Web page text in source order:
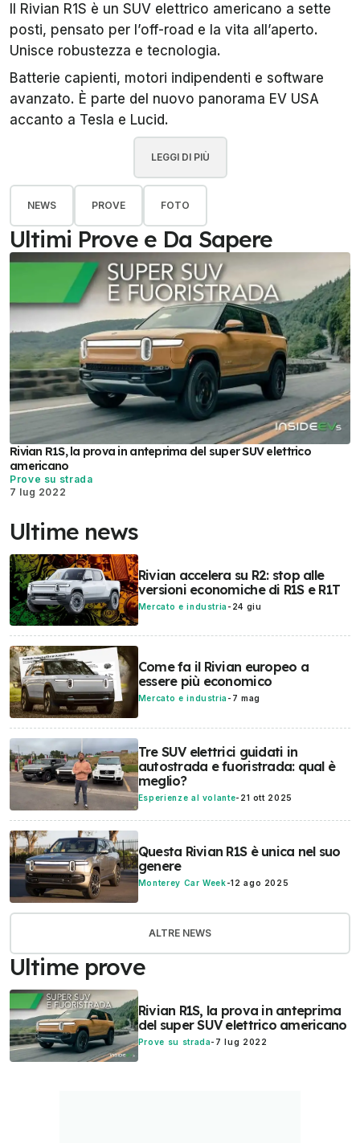
Il Rivian R1S è un SUV elettrico americano a sette
posti, pensato per l’off-road e la vita all’aperto.
Unisce robustezza e tecnologia.
Batterie capienti, motori indipendenti e software
avanzato. È parte del nuovo panorama EV USA
accanto a Tesla e Lucid.
LEGGI DI PIÙ
NEWS PROVE FOTO
Ultimi Prove e Da Sapere
Rivian R1S, la prova in anteprima del super SUV elettrico
americano
Prove su strada
7 lug 2022
Ultime news
Rivian accelera su R2: stop alle
versioni economiche di R1S e R1T
Mercato e industria - 24 giu
Come fa il Rivian europeo a
essere più economico
Mercato e industria - 7 mag
Tre SUV elettrici guidati in
autostrada e fuoristrada: qual è
meglio?
Esperienze al volante- 21 ott 2025
Questa Rivian R1S è unica nel suo
genere
Monterey Car Week-12 ago 2025
ALTRE NEWS
Ultime prove
Rivian R1S, la prova in anteprima
del super SUV elettrico americano
Prove su strada- 7 lug 2022